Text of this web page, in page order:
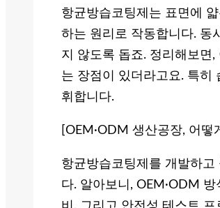
항균방습코팅제는 표면에
하는 원리로 작동합니다. 동
지 않도록 돕죠. 정리해보면
는 장점이 있더라고요. 특히
휘합니다.
[OEM·ODM 생산공장, 어떻
항균방습코팅제를 개발하고
다. 알아보니, OEM·ODM